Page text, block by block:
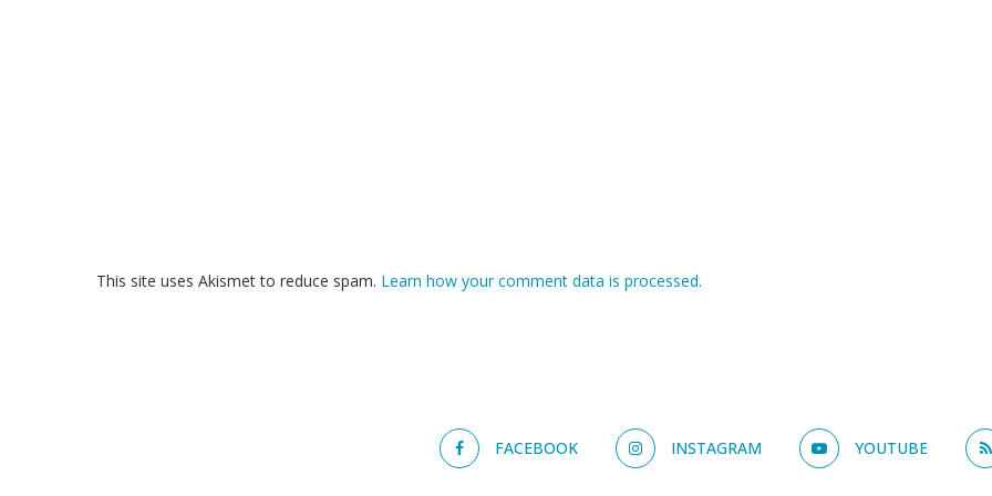
This site uses Akismet to reduce spam. Learn how your comment data is processed.
FACEBOOK INSTAGRAM YOUTUBE